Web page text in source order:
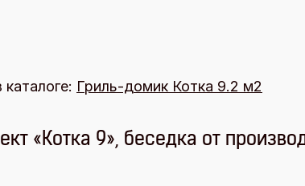
Гриль-домик Котка 9.2 м2
«Котка 9», беседка от